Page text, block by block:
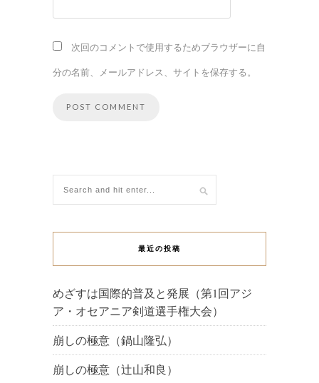
次回のコメントで使用するためブラウザーに自
分の名前、メールアドレス、サイトを保存する。
最近の投稿
めざすは国際的普及と発展（第1回アジ
ア・オセアニア剣道選手権大会）
崩しの極意（鍋山隆弘）
崩しの極意（辻山和良）